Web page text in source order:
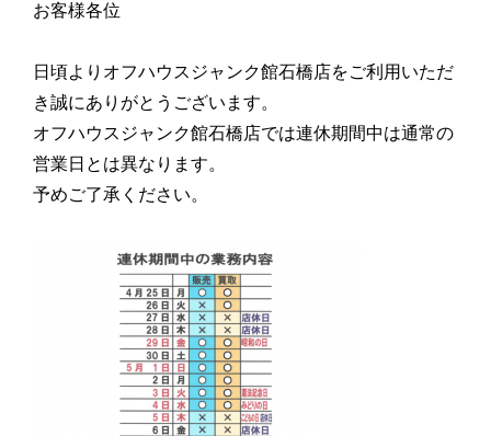
お客様各位
日頃よりオフハウスジャンク館石橋店をご利用いただ
き誠にありがとうございます。
オフハウスジャンク館石橋店では連休期間中は通常の
営業日とは異なります。
予めご了承ください。